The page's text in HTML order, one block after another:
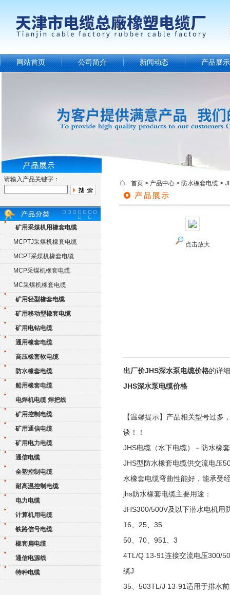
网站首页 公司简介 新闻动态 产品展示
请输入产品关键字：
矿用采煤机用橡套电缆
MCPTJ采煤机橡套电缆
MCPT采煤机橡套电缆
MCP采煤机橡套电缆
MC采煤机橡套电缆
矿用轻型橡套电缆
矿用移动型橡套电缆
矿用电钻电缆
通用橡套电缆
高压橡套软电缆
防水橡套电缆
船用橡套电缆
电焊机电缆 焊把线
矿用控制电缆
矿用通信电缆
矿用电力电缆
通信电缆
全塑控制电缆
耐高温控制电缆
电力电缆
计算机用电缆
铁路信号电缆
橡套扁电缆
通信电源线
特种电缆
首页 > 产品中心 > 防水橡套电缆 >
点击放大
出厂价JHS深水泵电缆价格的详
JHS深水泵电缆价格
【温馨提示】产品相关型号过
谈！！
JHS电缆（水下电缆）－防水
JHS型防水橡套电缆供交流电压
水橡套电缆弯曲性能好，能承受
jhs防水橡套电缆主要用途：
JHS300/500V及以下潜水电机用
16、25、35
50、70、951、3
4TL/Q 13-91连接交流电压300/
缆J
35、503TL/J 13-91适用于排水